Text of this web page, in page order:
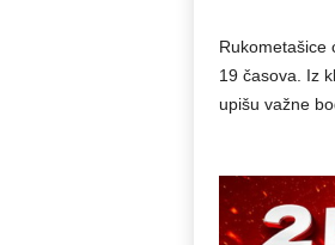
Rukometašice
19 časova. Iz
upišu važne